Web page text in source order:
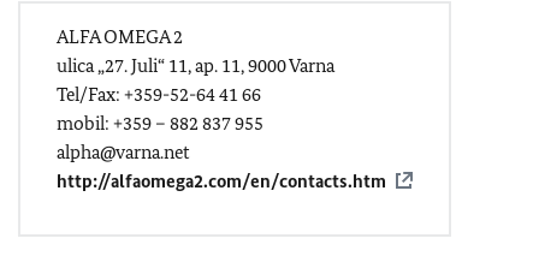
ALFA OMEGA 2
ulica „27. Juli“ 11, ap. 11, 9000 Varna
Tel/Fax: +359-52-64 41 66
mobil: +359 – 882 837 955
alpha@varna.net
http://alfaomega2.com/en/contacts.htm